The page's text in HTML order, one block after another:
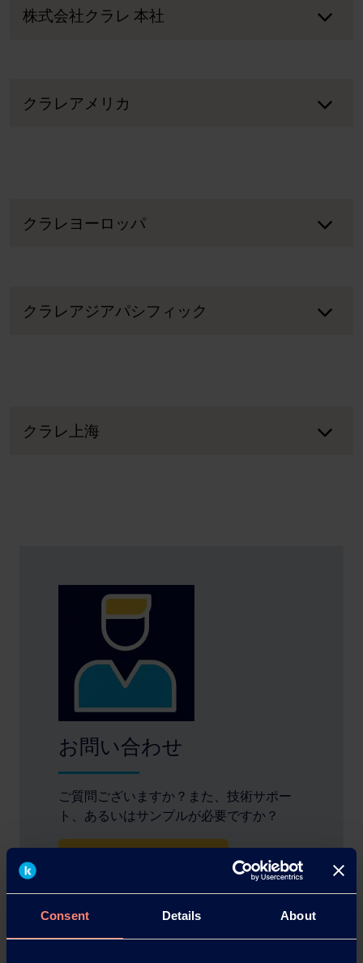
Consent Details About
株式会社クラレ 本社
クラレアメリカ
クラレヨーロッパ
クラレアジアパシフィック
クラレ上海
お問い合わせ
ご質問ございますか？また、技術サポー
ト、あるいはサンプルが必要ですか？